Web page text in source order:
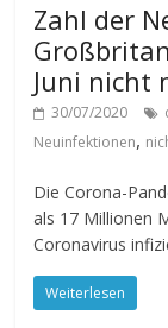
Zahl der
Juni nicht
30/07/2020
Neuinfektionen,
Die Corona-
als 17 Millionen
Coronavirus
Weiterlesen